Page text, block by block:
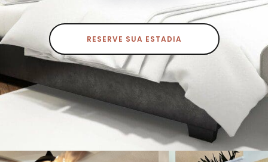
RESERVE SUA ESTADIA